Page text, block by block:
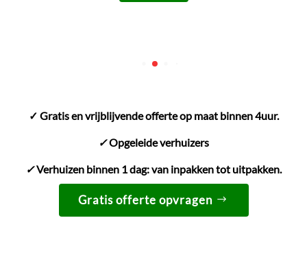
✓ Gratis en vrijblijvende offerte op maat binnen 4uur.
✓Opgeleide verhuizers
✓Verhuizen binnen 1 dag: van inpakken tot uitpakken.
Gratis offerte opvragen